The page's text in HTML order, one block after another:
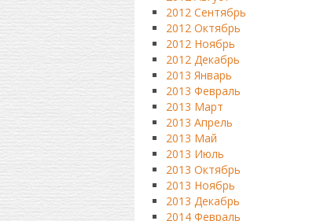
2012 Сентябрь
2012 Октябрь
2012 Ноябрь
2012 Декабрь
2013 Январь
2013 Февраль
2013 Март
2013 Апрель
2013 Май
2013 Июль
2013 Октябрь
2013 Ноябрь
2013 Декабрь
2014 Февраль